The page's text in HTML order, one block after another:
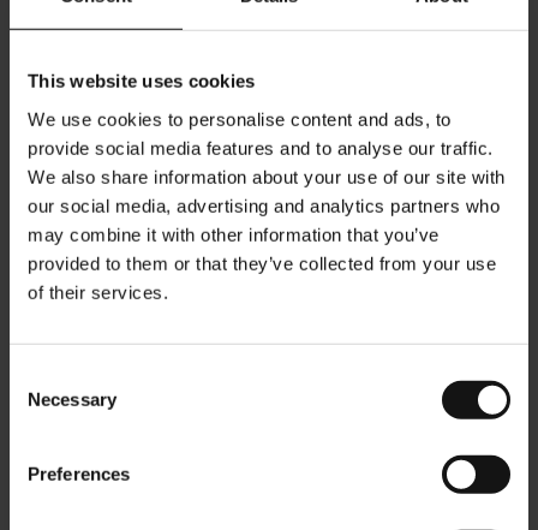
This website uses cookies
We use cookies to personalise content and ads, to
provide social media features and to analyse our traffic.
We also share information about your use of our site with
our social media, advertising and analytics partners who
may combine it with other information that you’ve
provided to them or that they’ve collected from your use
of their services.
Selection
Necessary
Preferences
Thun eine Tasse gestaltet, die versucht 'den Kuss der Muse’
einzufangen: schwarzes Porzellan, ein Logo aus echtem Gold
Tasse, geprägt mit dem goldenen Gründungsjahr, wird der
gesamte Charme der Wiener Kaffeehaus Tradition wach und
inspiriert zu speziellem Genuss.
Nur per Hand waschen!